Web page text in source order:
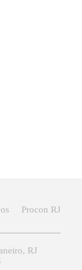
Procon RJ
RJ